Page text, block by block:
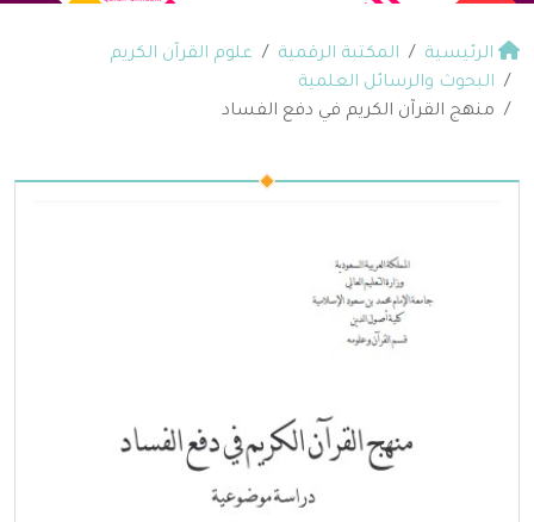
الرئيسية المكتبة الرقمية
علوم القرآن الكريم
البحوث والرسائل العلمية
منهج القرآن الكريم في دفع الفساد